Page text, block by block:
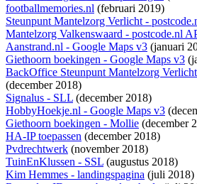
footballmemories.nl (februari 2019)
Steunpunt Mantelzorg Verlicht -
Mantelzorg Valkenswaard - postcode.nl
Aanstrand.nl - Google Maps v3 (januari
Giethoorn boekingen - Google Maps v3
BackOffice Steunpunt Mantelzorg
(december 2018)
Signalus - SLL (december 2018)
HobbyHoekje.nl - Google Maps v3
Giethoorn boekingen - Mollie (december
HA-IP toepassen (december 2018)
Pvdrechtwerk (november 2018)
TuinEnKlussen - SSL (augustus 2018)
Kim Hemmes - landingspagina (juli 2018)